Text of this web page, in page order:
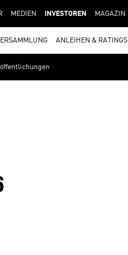
MEDIEN INVESTOREN MAGAZIN
ANLEIHEN & RATINGS